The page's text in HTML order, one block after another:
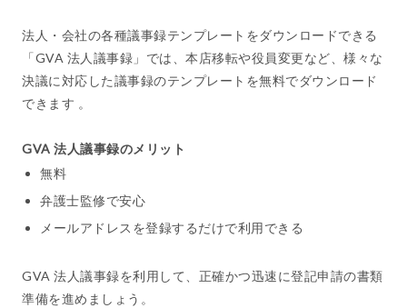
法人・会社の各種議事録テンプレートをダウンロードできる
「GVA 法人議事録」では、本店移転や役員変更など、様々な
決議に対応した議事録のテンプレートを無料でダウンロード
できます 。
GVA 法人議事録のメリット
無料
弁護士監修で安心
メールアドレスを登録するだけで利用できる
GVA 法人議事録を利用して、正確かつ迅速に登記申請の書類
準備を進めましょう。